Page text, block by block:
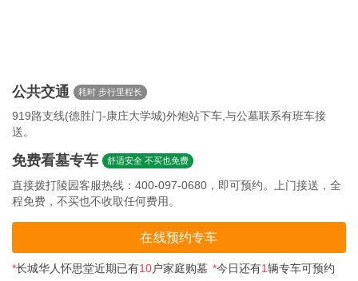
公共交通 耗时 步行里程长
919路支线(德胜门-康庄大学城)外炮站下车,与公墓联系有班车接
送。
免费看墓专车 舒适安全 不买也免费
直接拨打陵园客服热线：400-097-0680，即可预约。上门接送，全
程免费，不买也不收取任何费用。
在线预约专车
*长城华人怀思堂近期已有10 户家庭购墓 *今日还有1 辆专车可预约